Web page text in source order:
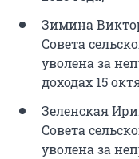
Зимина
Совета
уволена за
доходах 15
Зеленская
Совета
уволена за